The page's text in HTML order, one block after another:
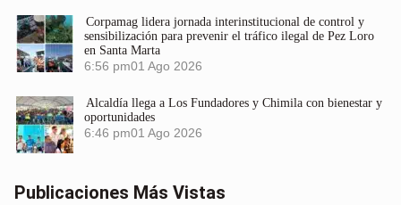
Corpamag lidera jornada interinstitucional de control y
sensibilización para prevenir el tráfico ilegal de Pez Loro
en Santa Marta
6:56 pm01 Ago 2026
Alcaldía llega a Los Fundadores y Chimila con bienestar y
oportunidades
6:46 pm01 Ago 2026
Publicaciones Más Vistas